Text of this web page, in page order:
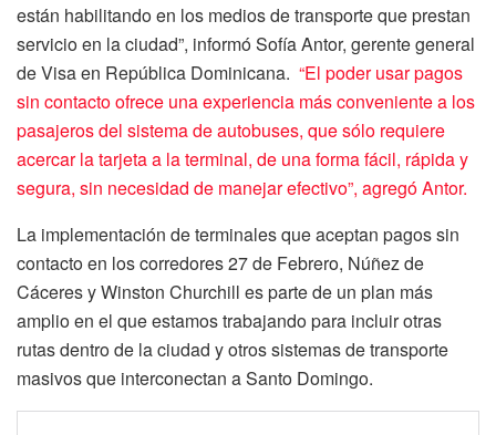
están habilitando en los medios de transporte que prestan
servicio en la ciudad”, informó Sofía Antor, gerente general
de Visa en República Dominicana. “El poder usar pagos
sin contacto ofrece una experiencia más conveniente a los
pasajeros del sistema de autobuses, que sólo requiere
acercar la tarjeta a la terminal, de una forma fácil, rápida y
segura, sin necesidad de manejar efectivo”, agregó Antor.
La implementación de terminales que aceptan pagos sin
contacto en los corredores 27 de Febrero, Núñez de
Cáceres y Winston Churchill es parte de un plan más
amplio en el que estamos trabajando para incluir otras
rutas dentro de la ciudad y otros sistemas de transporte
masivos que interconectan a Santo Domingo.